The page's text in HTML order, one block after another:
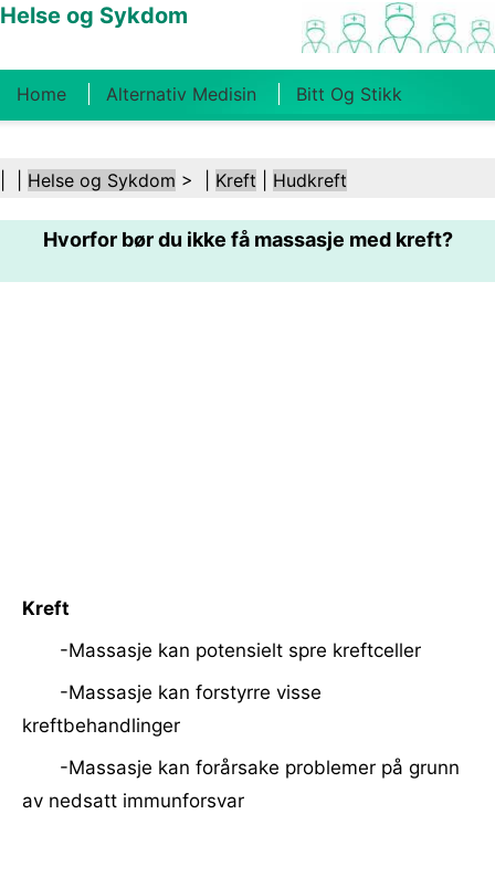
Helse og Sykdom
Home Alternativ Medisin Bitt Og Stikk
Kosthold Og Ernæring Familiehelse
Helsebransjen Psykisk Helse Folkehelse Og
Sikkerhet Kirurgi Og Prosedyrer Helse
Helse og Sykdom > | Kreft Hudkreft
Hvorfor bør du ikke få massasje med kreft?
Kreft
-Massasje kan potensielt spre kreftceller
-Massasje kan forstyrre visse
kreftbehandlinger
-Massasje kan forårsake problemer på grunn
av nedsatt immunforsvar